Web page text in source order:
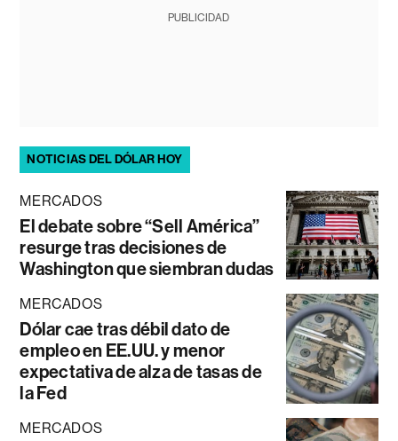
PUBLICIDAD
NOTICIAS DEL DÓLAR HOY
MERCADOS
El debate sobre “Sell América”
resurge tras decisiones de
Washington que siembran dudas
MERCADOS
Dólar cae tras débil dato de
empleo en EE.UU. y menor
expectativa de alza de tasas de
la Fed
MERCADOS